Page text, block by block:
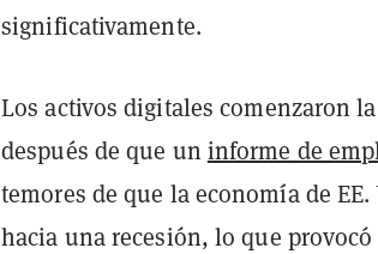
significativamente.
Los activos digitales comenzaron
después de que un informe de
temores de que la economía de
hacia una recesión, lo que